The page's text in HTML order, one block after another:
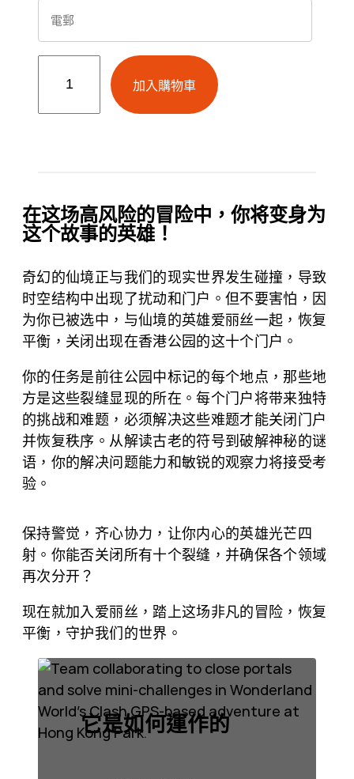
a
n
W
o
r
l
'
s
C
l
a
s
數
量
加入購物車
在这场高风险的冒险中，你将变身为
这个故事的英雄！
奇幻的仙境正与我们的现实世界发生碰撞，导致
时空结构中出现了扰动和门户。但不要害怕，因
为你已被选中，与仙境的英雄爱丽丝一起，恢复
平衡，关闭出现在香港公园的这十个门户。
你的任务是前往公园中标记的每个地点，那些地
方是这些裂缝显现的所在。每个门户将带来独特
的挑战和难题，必须解决这些难题才能关闭门户
并恢复秩序。从解读古老的符号到破解神秘的谜
语，你的解决问题能力和敏锐的观察力将接受考
验。
保持警觉，齐心协力，让你内心的英雄光芒四
射。你能否关闭所有十个裂缝，并确保各个领域
再次分开？
现在就加入爱丽丝，踏上这场非凡的冒险，恢复
平衡，守护我们的世界。
它是如何運作的